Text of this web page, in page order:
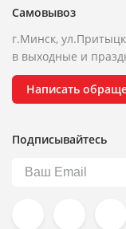
Самовывоз
г.Минск,
в выходные и
Написать
Подписывайтесь